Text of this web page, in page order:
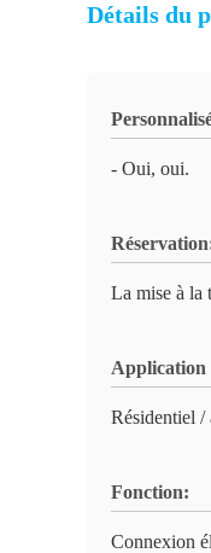
Détails du
- Oui, oui.
La mise à la
Résidentiel /
Fonction:
Connexion